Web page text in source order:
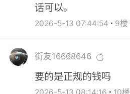
话可以。
2026-5-13 07:44:54 9楼
街友16668646
要的是正规的钱吗